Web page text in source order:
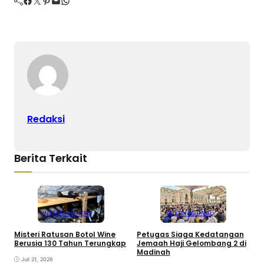
Redaksi
Berita Terkait
INTERNASIONAL
Misteri Ratusan Botol Wine
Berusia 130 Tahun Terungkap
Juli 21, 2026
INTERNASIONAL
Petugas Siaga Kedatangan
Jemaah Haji Gelombang 2 di
Madinah